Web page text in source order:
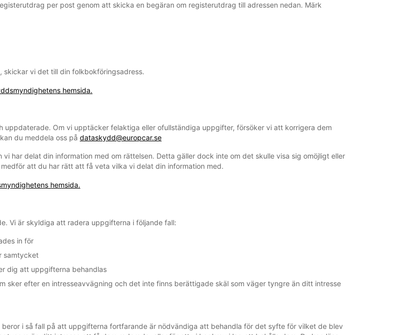
per post genom att skicka en begäran om registerutdrag till adressen nedan. Märk
vi det till din folkbokföringsadress.
hemsida.
Om vi upptäcker felaktiga eller ofullständiga uppgifter, försöker vi att korrigera dem
du meddela oss på dataskydd@europcar.se
har delat din information med om rättelsen. Detta gäller dock inte om det skulle visa sig omöjligt eller
att du har rätt att få veta vilka vi delat din information med.
hemsida.
Vi är skyldiga att radera uppgifterna i följande fall:
in för
samtycket
dig att uppgifterna behandlas
sker efter en intresseavvägning och det inte finns berättigade skäl som väger tyngre än ditt intresse
i så fall på att uppgifterna fortfarande är nödvändiga att behandla för det syfte för vilket de blev